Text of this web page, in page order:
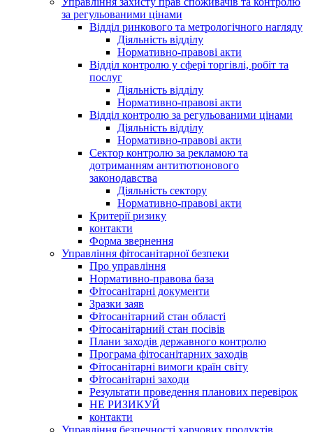
за регульованими цінами
Відділ ринкового та метрологічного нагляду
Діяльність відділу
Нормативно-правові акти
Відділ контролю у сфері торгівлі, робіт та
послуг
Діяльність відділу
Нормативно-правові акти
Відділ контролю за регульованими цінами
Діяльність відділу
Нормативно-правові акти
Сектор контролю за рекламою та
дотриманням антитютюнового
законодавства
Діяльність сектору
Нормативно-правові акти
Критерії ризику
контакти
Форма звернення
Управління фітосанітарної безпеки
Про управління
Нормативно-правова база
Фітосанітарні документи
Зразки заяв
Фітосанітарний стан області
Фітосанітарний стан посівів
Плани заходів державного контролю
Програма фітосанітарних заходів
Фітосанітарні вимоги країн світу
Фітосанітарні заходи
Результати проведення планових перевірок
НЕ РИЗИКУЙ
контакти
Управління безпечності харчових продуктів